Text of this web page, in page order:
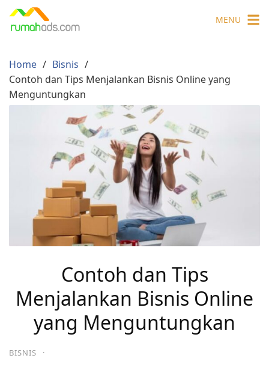
Skip
MENU
Home
Bisnis
Contoh dan Tips Menjalankan Bisnis Online yang
Menguntungkan
Contoh dan Tips
Menjalankan Bisnis Online
yang Menguntungkan
BISNIS ·